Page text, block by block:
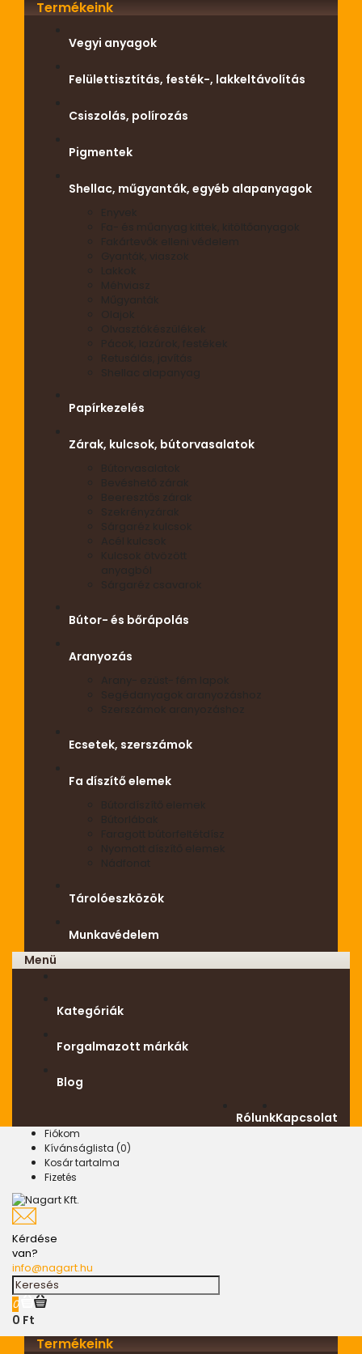
Termékeink
Vegyi anyagok
Felülettisztítás, festék-, lakkeltávolítás
Csiszolás, polírozás
Pigmentek
Shellac, műgyanták, egyéb alapanyagok
Enyvek
Fa- és műanyag kittek, kitöltőanyagok
Fakártevők elleni védelem
Gyanták, viaszok
Lakkok
Méhviasz
Műgyanták
Olajok
Olvasztókészülékek
Pácok, lazúrok, festékek
Retusálás, javítás
Papírkezelés
Zárak, kulcsok, bútorvasalatok
Bútorvasalatok
Bevéshető zárak
Beeresztős zárak
Szekrényzárak
Sárgaréz kulcsok
Acél kulcsok
Kulcsok ötvözött
Sárgaréz csavarok
Bútor- és bőrápolás
Aranyozás
Arany- ezüst- fém lapok
Segédanyagok aranyozáshoz
Szerszámok aranyozáshoz
Ecsetek, szerszámok
Fa díszítő elemek
Bútordíszítő elemek
Bútorlábak
Faragott bútorfeltétdísz
Nyomott díszítő elemek
Tárolóeszközök
Munkavédelem
Menü
Kategóriák
Forgalmazott márkák
Blog
Kapcsolat
Rólunk
Fiókom
Kívánságlista (0)
Kosár tartalma
Fizetés
Kérdése
van?
info@nagart.hu
0
0 Ft
Termékeink